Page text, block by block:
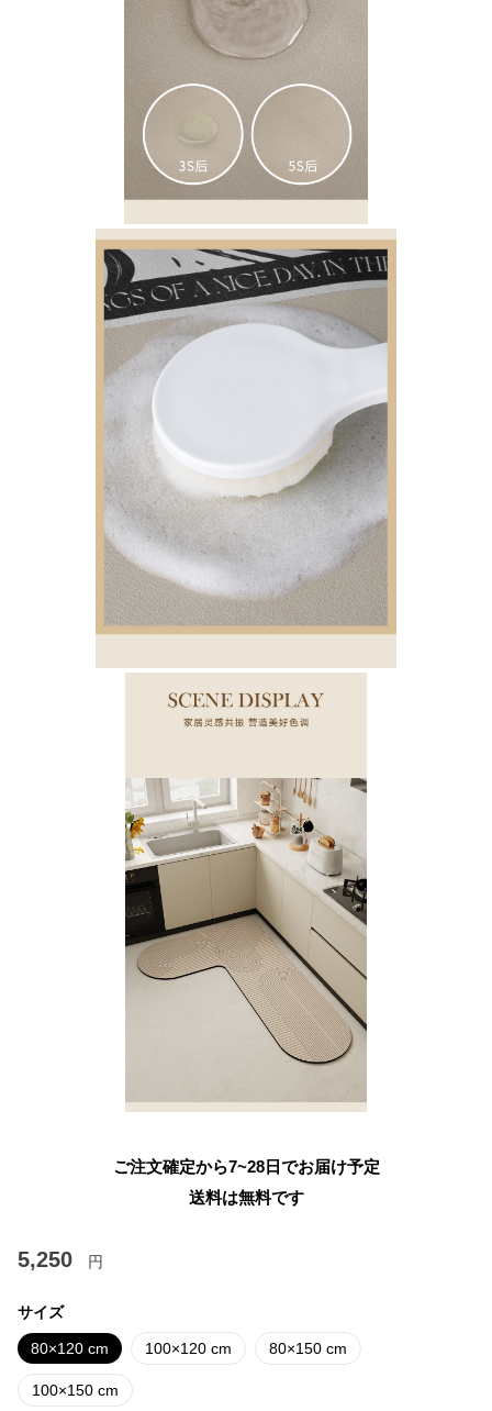
ご注文確定から7~28日でお届け予定
送料は無料です
5,250 円
サイズ
80×120 cm 100×120 cm 80×150 cm
100×150 cm